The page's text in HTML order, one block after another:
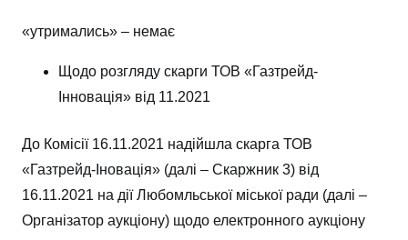
«утримались» – немає
Щодо розгляду скарги ТОВ «Газтрейд-
Інновація» від 11.2021
До Комісії 16.11.2021 надійшла скарга ТОВ
«Газтрейд-Іновація» (далі – Скаржник 3) від
16.11.2021 на дії Любомльської міської ради (далі –
Організатор аукціону) щодо електронного аукціону